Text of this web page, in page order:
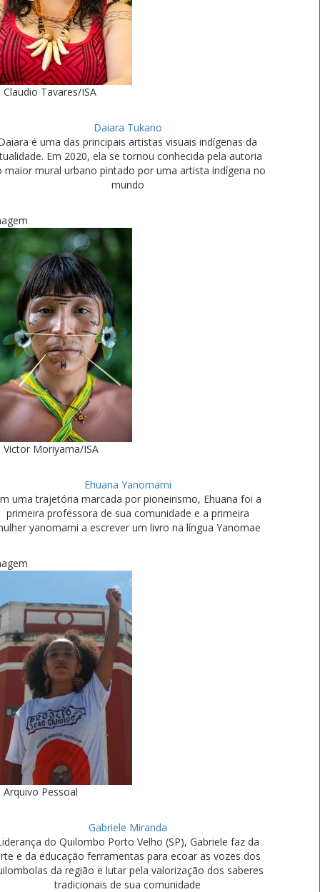
Claudio Tavares/ISA
Daiara Tukano
é uma das principais artistas visuais indígenas da
Em 2020, ela se tornou conhecida pela autoria
maior mural urbano pintado por uma artista indígena no
mundo
Victor Moriyama/ISA
Ehuana Yanomami
uma trajetória marcada por pioneirismo, Ehuana foi a
primeira professora de sua comunidade e a primeira
yanomami a escrever um livro na língua Yanomae
Arquivo Pessoal
Gabriele Miranda
do Quilombo Porto Velho (SP), Gabriele faz da
e da educação ferramentas para ecoar as vozes dos
da região e lutar pela valorização dos saberes
tradicionais de sua comunidade